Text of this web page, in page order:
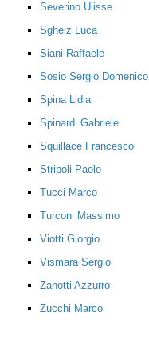
Severino Ulisse
Sgheiz Luca
Siani Raffaele
Sosio Sergio Domenico
Spina Lidia
Spinardi Gabriele
Squillace Francesco
Stripoli Paolo
Tucci Marco
Turconi Massimo
Viotti Giorgio
Vismara Sergio
Zanotti Azzurro
Zucchi Marco